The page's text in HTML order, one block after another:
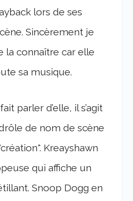
lors de ses
Sincèrement je
la connaître car elle
sa musique.
parler d’elle, il s’agit
de nom de scène
Kreayshawn
qui affiche un
Snoop Dogg en